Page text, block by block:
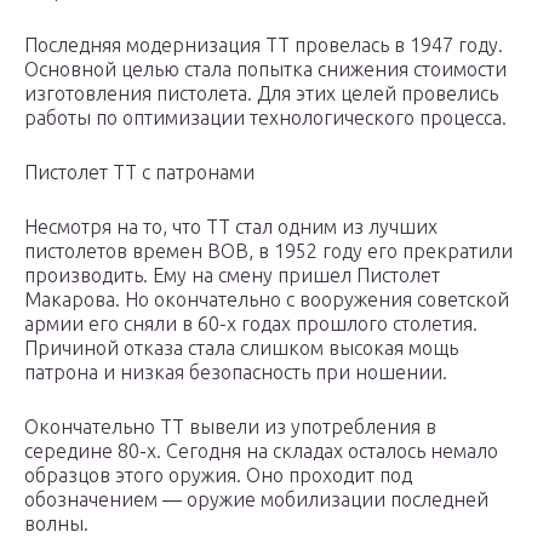
Последняя модернизация ТТ провелась в 1947 году.
Основной целью стала попытка снижения стоимости
изготовления пистолета. Для этих целей провелись
работы по оптимизации технологического процесса.
Пистолет ТТ с патронами
Несмотря на то, что ТТ стал одним из лучших
пистолетов времен ВОВ, в 1952 году его прекратили
производить. Ему на смену пришел Пистолет
Макарова. Но окончательно с вооружения советской
армии его сняли в 60-х годах прошлого столетия.
Причиной отказа стала слишком высокая мощь
патрона и низкая безопасность при ношении.
Окончательно ТТ вывели из употребления в
середине 80-х. Сегодня на складах осталось немало
образцов этого оружия. Оно проходит под
обозначением — оружие мобилизации последней
волны.